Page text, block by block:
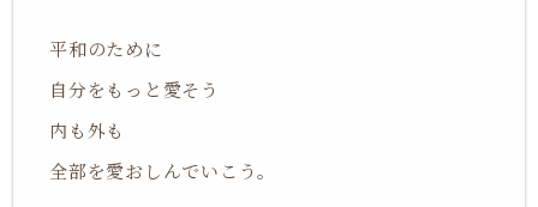
平和のために
自分をもっと愛そう
内も外も
全部を愛おしんでいこう。